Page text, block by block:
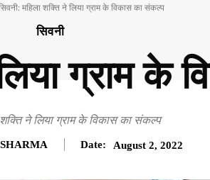
महिला शक्ति ने लिया ग्राम के विकास का संकल्प
सिवनी
ग्राम के
शक्ति ने लिया ग्राम के विकास का संकल्प
Date: August 2, 2022